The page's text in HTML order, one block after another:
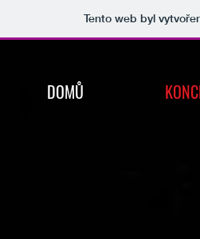
Tento web byl
DOMŮ